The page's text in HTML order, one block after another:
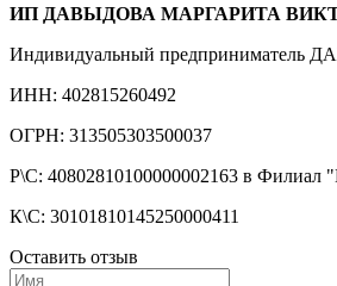
ИП ДАВЫДОВА МАРГАРИТА
Индивидуальный
ИНН: 402815260492
ОГРН: 313505303500037
Р\С: 40802810100000002163 в
К\С: 30101810145250000411
Оставить отзыв